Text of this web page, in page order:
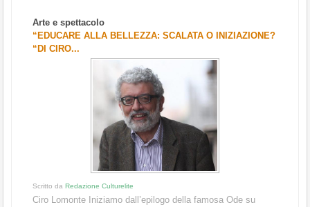
Arte e spettacolo
“EDUCARE ALLA BELLEZZA: SCALATA O INIZIAZIONE?
“DI CIRO...
Scritto da Redazione Culturelite
Ciro Lomonte Iniziamo dall’epilogo della famosa Ode su